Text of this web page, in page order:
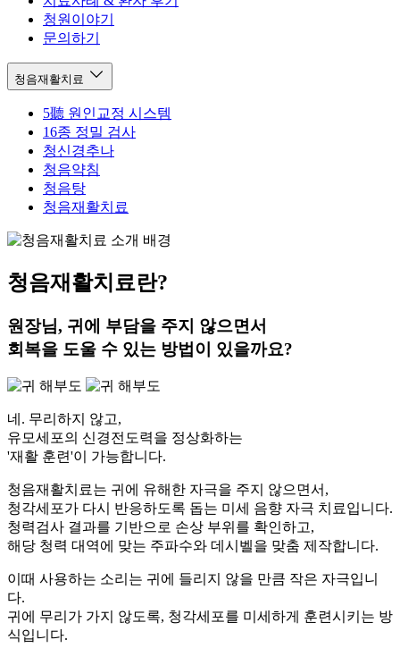
청원이야기
문의하기
청음재활치료
5聽 원인교정 시스템
16종 정밀 검사
청신경추나
청음약침
청음탕
청음재활치료
청음재활치료란?
원장님, 귀에 부담을 주지 않으면서
회복을 도울 수 있는 방법이 있을까요?
네. 무리하지 않고,
유모세포의 신경전도력을 정상화하는
'재활 훈련'이 가능합니다.
청음재활치료는 귀에 유해한 자극을 주지 않으면서,
청각세포가 다시 반응하도록 돕는 미세 음향 자극 치료입니다.
청력검사 결과를 기반으로 손상 부위를 확인하고,
해당 청력 대역에 맞는 주파수와 데시벨을 맞춤 제작합니다.
이때 사용하는 소리는 귀에 들리지 않을 만큼 작은 자극입니
다.
귀에 무리가 가지 않도록, 청각세포를 미세하게 훈련시키는 방
식입니다.